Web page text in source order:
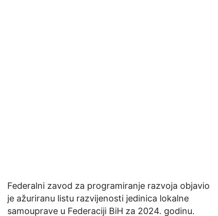
Federalni zavod za programiranje razvoja objavio
je ažuriranu listu razvijenosti jedinica lokalne
samouprave u Federaciji BiH za 2024. godinu.